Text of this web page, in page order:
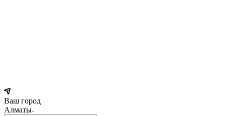
Ваш город
Алматы